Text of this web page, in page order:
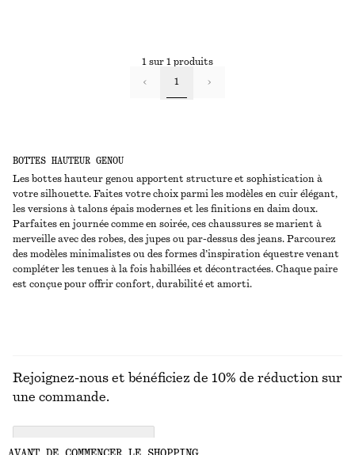
BOTTES HAUTEUR GENOU
Les bottes hauteur genou apportent structure et sophistication à
votre silhouette. Faites votre choix parmi les modèles en cuir élégant,
les versions à talons épais modernes et les finitions en daim doux.
Parfaites en journée comme en soirée, ces chaussures se marient à
merveille avec des robes, des jupes ou par-dessus des jeans. Parcourez
des modèles minimalistes ou des formes d’inspiration équestre venant
compléter les tenues à la fois habillées et décontractées. Chaque paire
est conçue pour offrir confort, durabilité et amorti.
1 sur 1 produits
1
Rejoignez-nous et bénéficiez de 10% de réduction sur
une commande.